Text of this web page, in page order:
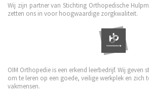
Wij zijn partner van Stichting Orthopedische
zetten ons in voor hoogwaardige zorgkwaliteit.
OIM Orthopedie is een erkend leerbedrijf. Wij geven
om te leren op een goede, veilige werkplek en zich
vakmensen.